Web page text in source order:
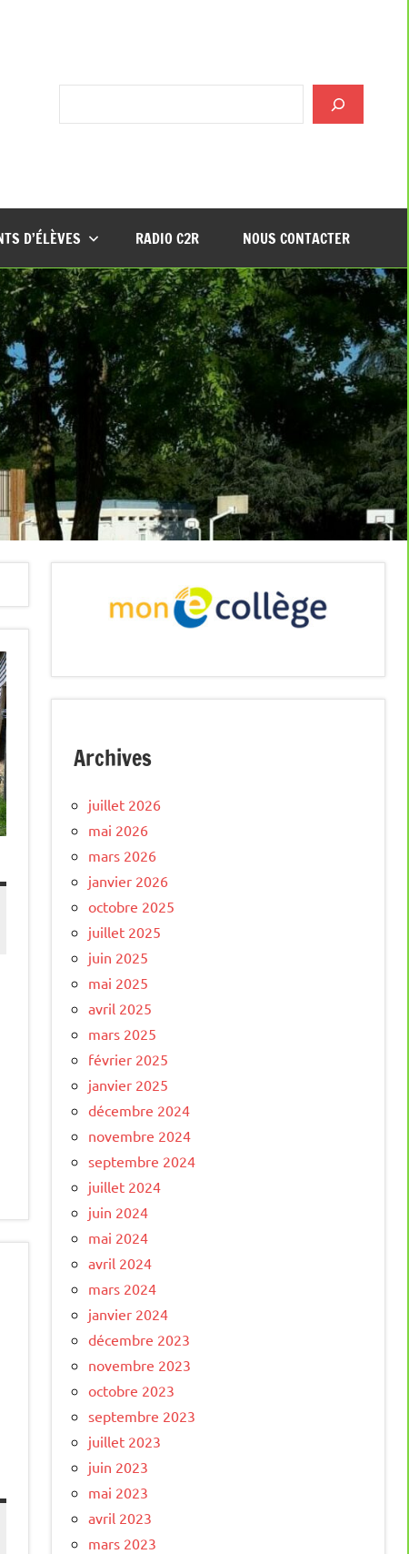
D’ÉLÈVES RADIO C2R NOUS CONTACTER
Archives
juillet 2026
mai 2026
mars 2026
janvier 2026
octobre 2025
juillet 2025
juin 2025
mai 2025
avril 2025
mars 2025
février 2025
janvier 2025
décembre 2024
novembre 2024
septembre 2024
juillet 2024
juin 2024
mai 2024
avril 2024
mars 2024
janvier 2024
décembre 2023
novembre 2023
octobre 2023
septembre 2023
juillet 2023
juin 2023
mai 2023
avril 2023
mars 2023